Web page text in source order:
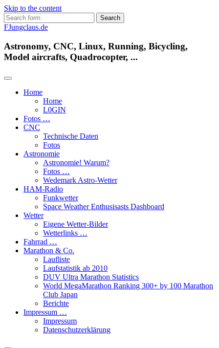
Skip to the content
Search
for:
FJungclaus.de
Astronomy, CNC, Linux, Running, Bicycling,
Model aircrafts, Quadrocopter, ...
Home
Home
L​0​​GIN
Fotos …
CNC
Technische Daten
Fotos
Astronomie
Astronomie! Warum?
Fotos …
Wedemark Astro-Wetter
HAM-Radio
Funkwetter
Space Weather Enthusisasts Dashboard
Wetter
Eigene Wetter-Bilder
Wetterlinks …
Fahrrad …
Marathon & Co.
Laufliste
Laufstatistik ab 2010
DUV Ultra Marathon Statistics
World MegaMarathon Ranking 300+ by 100 Marathon
Club Japan
Berichte
Impressum …
Impressum
Datenschutzerklärung